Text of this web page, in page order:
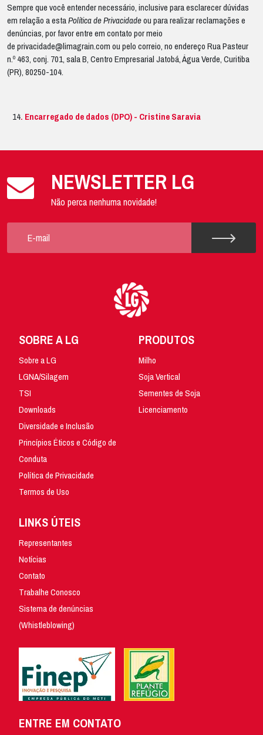
Sempre que você entender necessário, inclusive para esclarecer dúvidas
em relação a estaPolítica de Privacidadeou para realizar reclamações e
denúncias, por favor entre em contato por meio
deprivacidade@limagrain.comou pelo correio, no endereço Rua Pasteur
n.º 463, conj. 701, sala B, Centro Empresarial Jatobá, Água Verde, Curitiba
(PR), 80250-104.
14. Encarregado de dados (DPO) - Cristine Saravia
NEWSLETTER LG
Não perca nenhuma novidade!
SOBRE A LG
Sobre a LG
LGNA/Silagem
TSI
Downloads
Diversidade e Inclusão
Princípios Éticos e Código de
Conduta
Política de Privacidade
Termos de Uso
PRODUTOS
Milho
Soja Vertical
Sementes de Soja
Licenciamento
LINKS ÚTEIS
Representantes
Notícias
Contato
Trabalhe Conosco
Sistema de denúncias
(Whistleblowing)
ENTRE EM CONTATO